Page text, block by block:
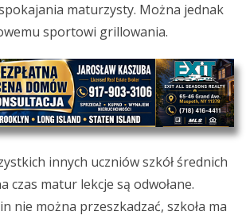
maturzysty. Można jednak
sportowi grillowania.
innych uczniów szkół średnich
czas matur lekcje są odwołane.
nie można przeszkadzać, szkoła ma